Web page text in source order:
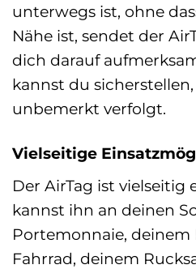
unterwegs ist, ohne
Nähe ist, sendet der
dich darauf
kannst du
unbemerkt verfolgt.
Vielseitige
Der AirTag ist vielseitig
kannst ihn an deinen
Portemonnaie, deinem
Fahrrad, deinem